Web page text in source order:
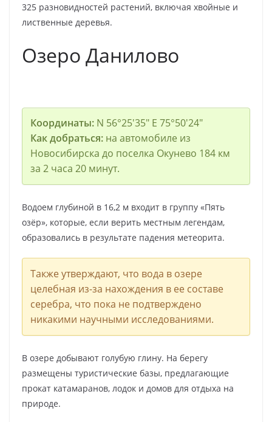
325 разновидностей растений, включая хвойные и
лиственные деревья.
Озеро Данилово
Координаты:N 56°25′35″ E 75°50′24″
Как добраться:на автомобиле из
Новосибирска до поселка Окунево 184 км
за 2 часа 20 минут.
Водоем глубиной в 16,2 м входит в группу «Пять
озёр», которые, если верить местным легендам,
образовались в результате падения метеорита.
Также утверждают, что вода в озере
целебная из-за нахождения в ее составе
серебра, что пока не подтверждено
никакими научными исследованиями.
В озере добывают голубую глину. На берегу
размещены туристические базы, предлагающие
прокат катамаранов, лодок и домов для отдыха на
природе.